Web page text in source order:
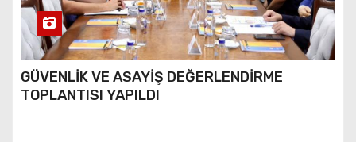
GÜVENLİK VE ASAYİŞ DEĞERLENDİRME
TOPLANTISI YAPILDI